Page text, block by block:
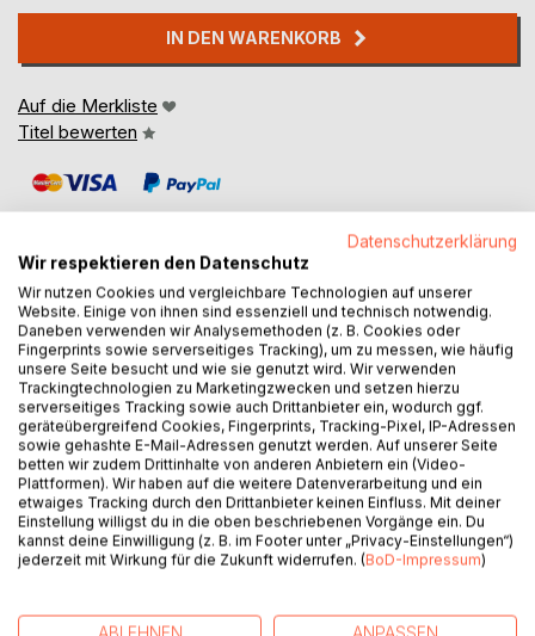
IN DEN WARENKORB
Auf die Merkliste
Titel bewerten
BESCHREIBUNG
Der Umgang mit der deutschen Sprache und die Arbeit im
Stab wird schlechter. Mut für kurze prägnante Sätze und
klare Ansprache von Defiziten aber auch das Gespür für
die angemessene Beteiligung Dritter nehmen ab.
Damit gewinnt der Aspekt der Ausbildung durch die
Vorgesetzten zunehmend an Bedeutung. Auf der Suche
nach griffigen Beispielen ist festzustellen, dass das Ringen
um den treffenden Ausdruck und das zweckmäßige
Datenschutzerklärung
Wir respektieren den Datenschutz
Wir nutzen Cookies und vergleichbare Technologien auf unserer
Website. Einige von ihnen sind essenziell und technisch notwendig.
Daneben verwenden wir Analysemethoden (z. B. Cookies oder
Fingerprints sowie serverseitiges Tracking), um zu messen, wie häufig
unsere Seite besucht und wie sie genutzt wird. Wir verwenden
Trackingtechnologien zu Marketingzwecken und setzen hierzu
serverseitiges Tracking sowie auch Drittanbieter ein, wodurch ggf.
geräteübergreifend Cookies, Fingerprints, Tracking-Pixel, IP-Adressen
sowie gehashte E-Mail-Adressen genutzt werden. Auf unserer Seite
betten wir zudem Drittinhalte von anderen Anbietern ein (Video-
Plattformen). Wir haben auf die weitere Datenverarbeitung und ein
etwaiges Tracking durch den Drittanbieter keinen Einfluss. Mit deiner
Einstellung willigst du in die oben beschriebenen Vorgänge ein. Du
kannst deine Einwilligung (z. B. im Footer unter „Privacy-Einstellungen“)
jederzeit mit Wirkung für die Zukunft widerrufen. (BoD-Impressum)